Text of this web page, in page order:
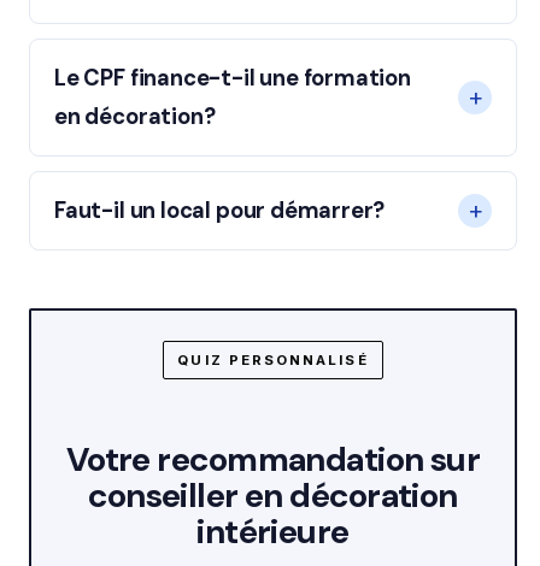
Le CPF finance-t-il une formation
en décoration?
Faut-il un local pour démarrer?
QUIZ PERSONNALISÉ
Votre recommandation sur
conseiller en décoration
intérieure